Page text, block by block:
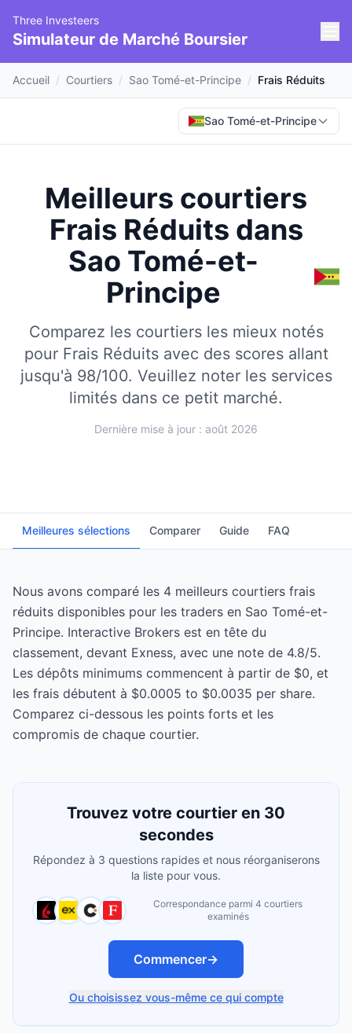
Three Investeers
Simulateur de Marché Boursier
Accueil / Courtiers / Sao Tomé-et-Principe / Frais Réduits
Sao Tomé-et-Principe
Meilleurs courtiers
Frais Réduits dans
Sao Tomé-et-
Principe
Comparez les courtiers les mieux notés
pour Frais Réduits avec des scores allant
jusqu'à 98/100. Veuillez noter les services
limités dans ce petit marché.
Dernière mise à jour : août 2026
Meilleures sélections Comparer Guide FAQ
Nous avons comparé les 4 meilleurs courtiers frais
réduits disponibles pour les traders en Sao Tomé-et-
Principe. Interactive Brokers est en tête du
classement, devant Exness, avec une note de 4.8/5.
Les dépôts minimums commencent à partir de $0, et
les frais débutent à $0.0005 to $0.0035 per share.
Comparez ci-dessous les points forts et les
compromis de chaque courtier.
Trouvez votre courtier en 30
secondes
Répondez à 3 questions rapides et nous réorganiserons
la liste pour vous.
Correspondance parmi 4 courtiers
examinés
Commencer→
Ou choisissez vous-même ce qui compte